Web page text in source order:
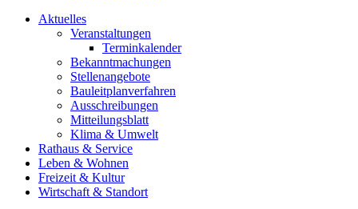
Aktuelles
Veranstaltungen
Terminkalender
Bekanntmachungen
Stellenangebote
Bauleitplanverfahren
Ausschreibungen
Mitteilungsblatt
Klima & Umwelt
Rathaus & Service
Leben & Wohnen
Freizeit & Kultur
Wirtschaft & Standort